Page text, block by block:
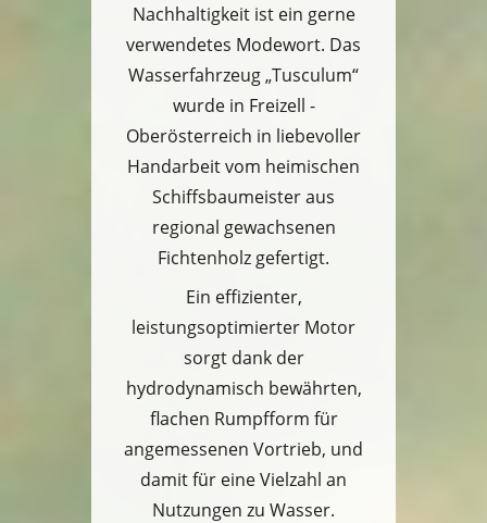
Nachhaltigkeit ist ein gerne
verwendetes Modewort. Das
Wasserfahrzeug „Tusculum“
wurde in Freizell -
Oberösterreich in liebevoller
Handarbeit vom heimischen
Schiffsbaumeister aus
regional gewachsenen
Fichtenholz gefertigt.
Ein effizienter,
leistungsoptimierter Motor
sorgt dank der
hydrodynamisch bewährten,
flachen Rumpfform für
angemessenen Vortrieb, und
damit für eine Vielzahl an
Nutzungen zu Wasser.